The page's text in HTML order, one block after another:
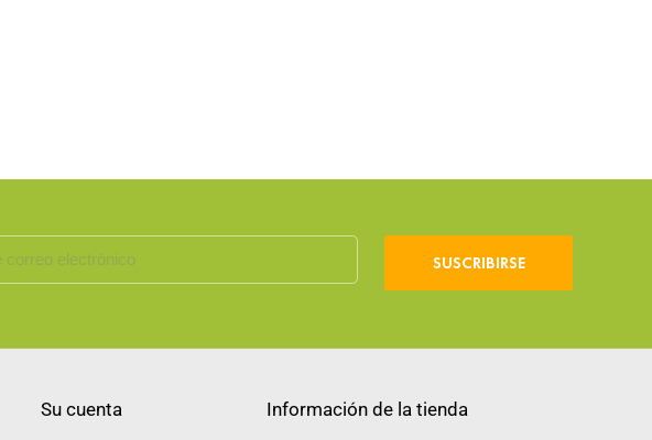
SUSCRIBIRSE
Su cuenta Información de la tienda